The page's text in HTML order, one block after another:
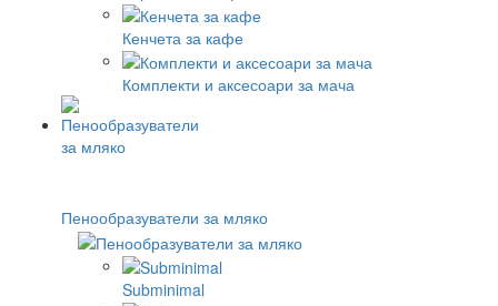
Кенчета за кафе
Комплекти и аксесоари за мача
Пенообразуватели за мляко
Subminimal